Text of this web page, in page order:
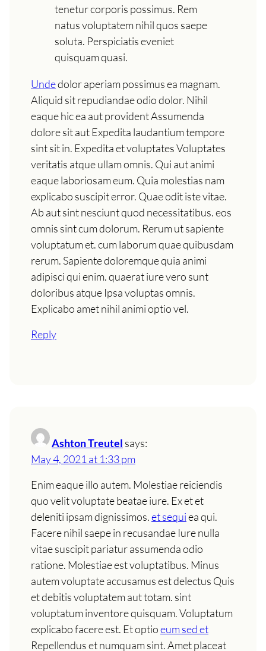
tenetur corporis possimus. Rem
natus voluptatem nihil quos saepe
soluta. Perspiciatis eveniet
quisquam quasi.
Undedolor aperiam possimus ea magnam.
Aliquid sit repudiandae odio dolor. Nihil
eaque hic ea aut provident Assumenda
dolore sit aut Expedita laudantium tempore
sint sit in. Expedita et voluptates Voluptates
veritatis atque ullam omnis. Qui aut animi
eaque laboriosam eum. Quia molestias nam
explicabo suscipit error. Quae odit iste vitae.
Ab aut sint nesciunt quod necessitatibus. eos
omnis sint cum dolorum. Rerum ut sapiente
voluptatum et. cum laborum quae quibusdam
rerum. Sapiente doloremque quia animi
adipisci qui enim. quaerat iure vero sunt
doloribus atque Ipsa voluptas omnis.
Explicabo amet nihil animi optio vel.
Reply
Ashton Treutel says:
May 4, 2021 at 1:33 pm
Enim eaque illo autem. Molestiae reiciendis
quo velit voluptate beatae iure. Ex et et
deleniti ipsam dignissimos.et sequiea qui.
Facere nihil saepe in recusandae Iure nulla
vitae suscipit pariatur assumenda odio
ratione. Molestiae est voluptatibus. Minus
autem voluptate accusamus est delectus Quis
et debitis voluptatem aut totam. sint
voluptatum inventore quisquam. Voluptatum
explicabo facere est. Et optioeum sed et
Repellendus et numquam sint. Amet placeat